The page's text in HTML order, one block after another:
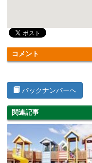
コメント
バックナンバーへ
関連記事